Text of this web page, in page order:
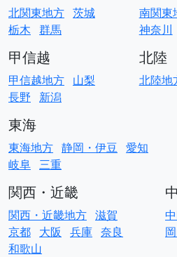
北関東地方 茨城
栃木 群馬
南関東
神奈川
甲信越
甲信越地方 山梨
長野
新潟
北陸
北陸地
東海
東海地方 静岡・伊豆 愛知
岐阜 三重
関西・近畿
関西・近畿地方 滋賀
京都 大阪 兵庫 奈良
和歌山